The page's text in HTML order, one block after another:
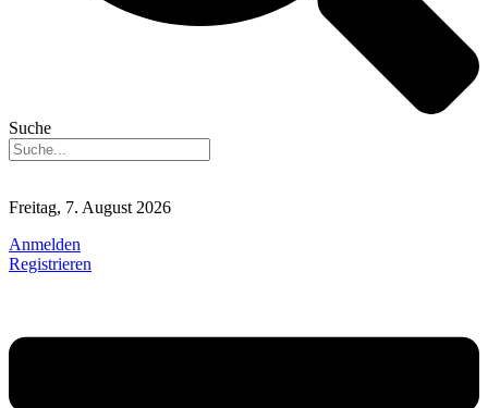
Suche
Freitag, 7. August 2026
Anmelden
Registrieren